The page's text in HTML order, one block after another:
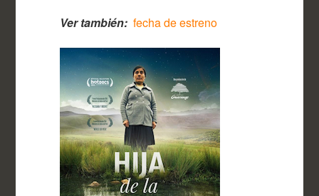
Ver también: fecha de estreno